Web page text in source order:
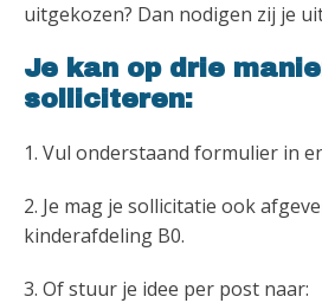
uitgekozen? Dan nodigen zij je
Je kan op drie
solliciteren:
1. Vul onderstaand formulier in
2. Je mag je sollicitatie ook
kinderafdeling B0.
3. Of stuur je idee per post naar: